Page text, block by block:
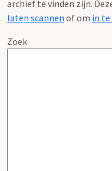
archief te vinden zijn.
laten scannen of om in te
Zoek